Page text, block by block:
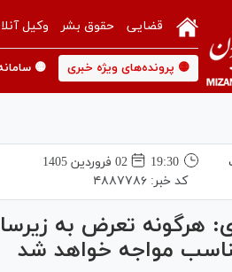
قضایی حقوق بشر وکیل
🟡 پرونده‌های ویژه خبری 🟡
19:30
02 فروردين 1405
کد خبر: ۴۸۸۷۷۸۶
هرگونه تعرض به
مواجه خواهد شد